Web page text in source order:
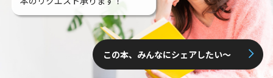
この本、みんなにシェアしたい〜